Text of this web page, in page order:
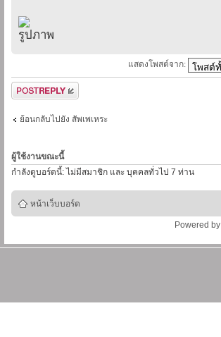
แสดงโพสต์จาก:
ตอบกระทู้
ย้อนกลับไปยัง สัพเพเหระ
ผู้ใช้งานขณะนี้
กำลังดูบอร์ดนี้: ไม่มีสมาชิก และ บุคคลทั่วไป 7 ท่าน
หน้าเว็บบอร์ด
Powered by